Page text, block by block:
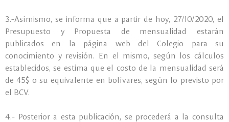
3.-Asímismo, se informa que a partir de hoy, 27/10/2020, el
Presupuesto y Propuesta de mensualidad estarán
publicados en la página web del Colegio para su
conocimiento y revisión. En el mismo, según los cálculos
establecidos, se estima que el costo de la mensualidad será
de 45$ o su equivalente en bolívares, según lo previsto por
el BCV.
4.- Posterior a esta publicación, se procederá a la consulta